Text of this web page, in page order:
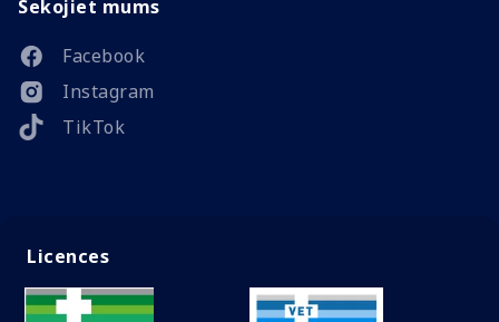
Sekojiet mums
Facebook
Instagram
TikTok
Licences